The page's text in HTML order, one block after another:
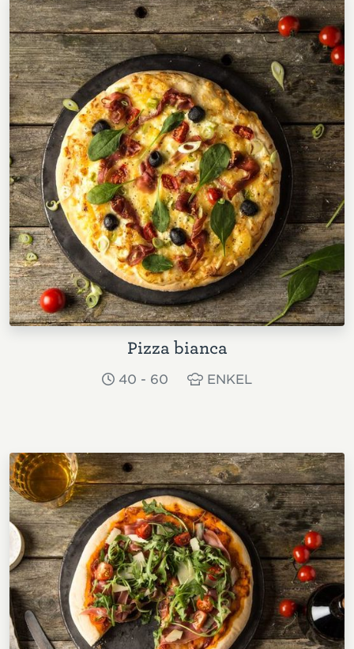
Pizza bianca
40 - 60 ENKEL